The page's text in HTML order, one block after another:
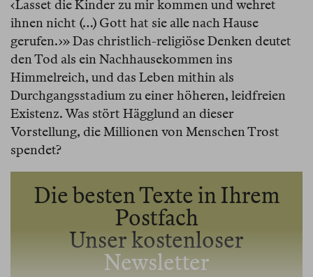
‹Lasset die Kinder zu mir kommen und wehret
ihnen nicht (…) Gott hat sie alle nach Hause
gerufen.›» Das christlich-religiöse Denken deutet
den Tod als ein Nachhausekommen ins
Himmelreich, und das Leben mithin als
Durchgangsstadium zu einer höheren, leidfreien
Existenz. Was stört Hägglund an dieser
Vorstellung, die Millionen von Menschen Trost
spendet?
Die besten Texte in Ihrem
Postfach
Unser kostenloser
Newsletter